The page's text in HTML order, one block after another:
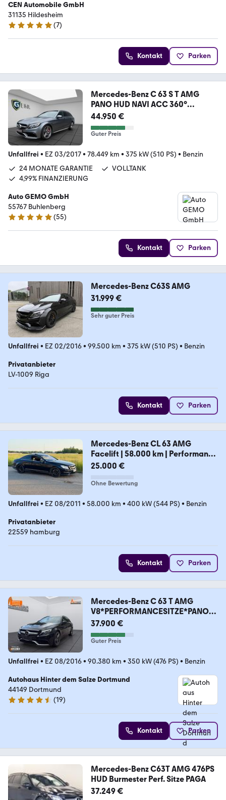
CEN Automobile GmbH
31135 Hildesheim
5 Sterne
(7)
Kontakt Parken
Mercedes-Benz C 63 S T AMG
PANO HUD NAVI ACC 360°
BURMESTER
44.950 €
Guter Preis
Unfallfrei • EZ 03/2017• 78.449 km • 375 kW (510 PS) • Benzin
24 MONATE GARANTIE
VOLLTANK
4,99% FINANZIERUNG
Auto GEMO GmbH
55767 Buhlenberg
5 Sterne
(55)
Kontakt Parken
Mercedes-Benz C63S AMG
31.999 €
Sehr guter Preis
Unfallfrei • EZ 02/2016• 99.500 km • 375 kW (510 PS) • Benzin
Privatanbieter
LV-1009 Riga
Kontakt Parken
Mercedes-Benz CL 63 AMG
Facelift | 58.000 km | Performance
Pac
25.000 €
Ohne Bewertung
Unfallfrei • EZ 08/2011 • 58.000 km • 400 kW (544 PS) • Benzin
Privatanbieter
22559 hamburg
Kontakt Parken
Mercedes-Benz C 63 T AMG
V8*PERFORMANCESITZE*PANO*B
URMEST*KAM*
37.900 €
Guter Preis
Unfallfrei • EZ 08/2016• 90.380 km • 350 kW (476 PS) • Benzin
Autohaus Hinter dem Salze Dortmund
44149 Dortmund
4.4 Sterne
(19)
Kontakt Parken
Mercedes-Benz C63T AMG 476PS
HUD Burmester Perf. Sitze PAGA
37.249 €